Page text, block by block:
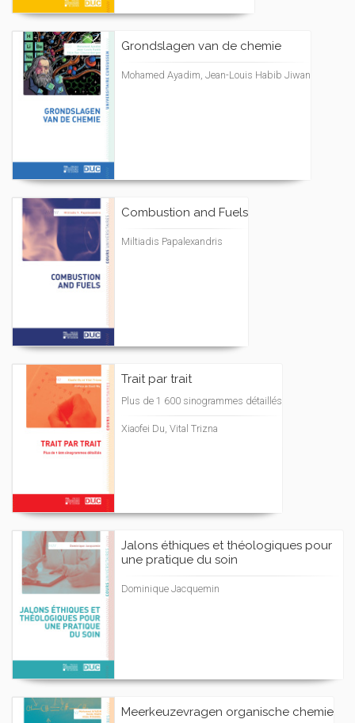
Grondslagen van de chemie
Mohamed Ayadim, Jean-Louis Habib Jiwan
Combustion and Fuels
Miltiadis Papalexandris
Trait par trait
Plus de 1 600 sinogrammes détaillés
Xiaofei Du, Vital Trizna
Jalons éthiques et théologiques pour
une pratique du soin
Dominique Jacquemin
Meerkeuzevragen organische chemie